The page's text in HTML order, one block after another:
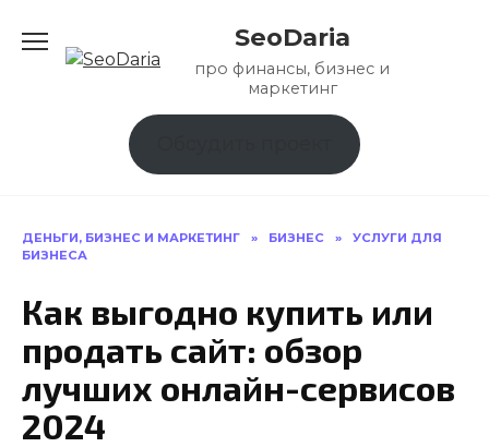
содержанию
SeoDaria
про финансы, бизнес и
маркетинг
ДЕНЬГИ, БИЗНЕС И МАРКЕТИНГ » БИЗНЕС »
УСЛУГИ ДЛЯ
БИЗНЕСА
Как выгодно купить или
продать сайт: обзор
лучших онлайн-сервисов
2024